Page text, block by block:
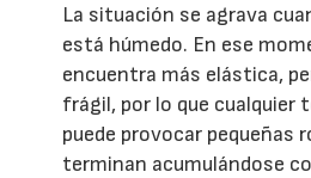
La situación se agrava
está húmedo. En ese
encuentra más elástica,
frágil, por lo que cualquier
puede provocar pequeñas
terminan acumulándose